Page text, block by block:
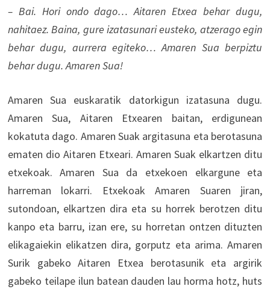
– Bai. Hori ondo dago… Aitaren Etxea behar dugu,
nahitaez. Baina, gure izatasunari eusteko, atzerago egin
behar dugu, aurrera egiteko… Amaren Sua berpiztu
behar dugu. Amaren Sua!
Amaren Sua euskaratik datorkigun izatasuna dugu.
Amaren Sua, Aitaren Etxearen baitan, erdigunean
kokatuta dago. Amaren Suak argitasuna eta berotasuna
ematen dio Aitaren Etxeari. Amaren Suak elkartzen ditu
etxekoak. Amaren Sua da etxekoen elkargune eta
harreman lokarri. Etxekoak Amaren Suaren jiran,
sutondoan, elkartzen dira eta su horrek berotzen ditu
kanpo eta barru, izan ere, su horretan ontzen dituzten
elikagaiekin elikatzen dira, gorputz eta arima. Amaren
Surik gabeko Aitaren Etxea berotasunik eta argirik
gabeko teilape ilun batean dauden lau horma hotz, huts